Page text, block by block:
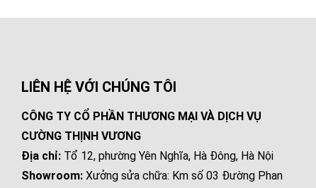
LIÊN HỆ VỚI CHÚNG TÔI
CÔNG TY CỔ PHẦN THƯƠNG MẠI VÀ DỊCH VỤ
CƯỜNG THỊNH VƯƠNG
Địa chỉ:Tổ 12, phường Yên Nghĩa, Hà Đông, Hà Nội
Showroom:Xưởng sửa chữa: Km số 03 Đường Phan